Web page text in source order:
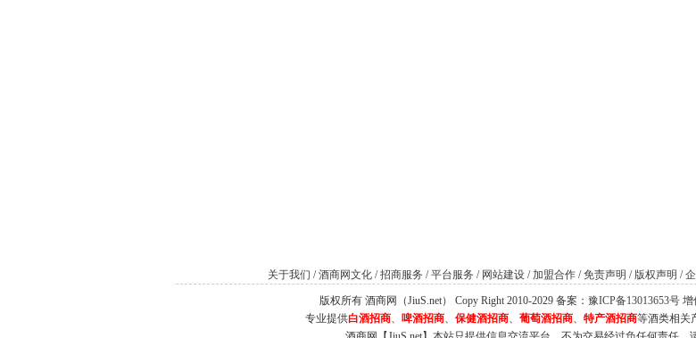
关于我们 /酒商网文化 /招商服务 /平台服务 / 网站建设 /加盟合作 /免责声明 / 版权声明 /
版权所有 酒商网（JiuS.net） Copy Right 2010-2029 备案： 豫ICP备13013653号增
专业提供白酒招商、 啤酒招商、 保健酒招商、 葡萄酒招商、 特产酒招商等酒类相关